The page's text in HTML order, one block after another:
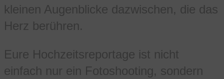
kleinen Augenblicke dazwischen, die das
Herz berühren.
Eure Hochzeitsreportage ist nicht
einfach nur ein Fotoshooting, sondern